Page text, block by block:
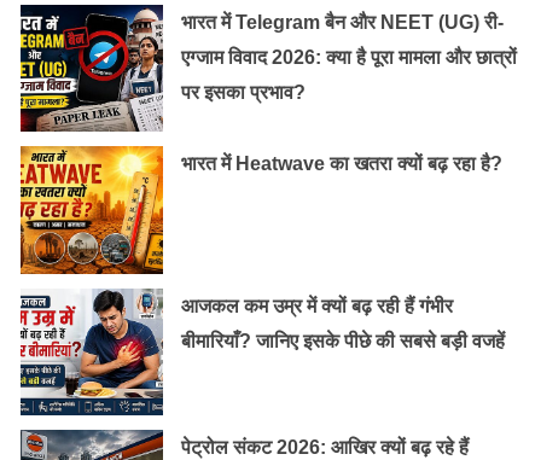
व्यक्तिगत डेटा या ब्राउज़िंग इतिहास को संग्रहीत या साझा नहीं
करता है।
भारत ने भी लागु किया नया डेटा संरक्षण कानून(Privacy Policy
Law), social media और इंटरनेट पर अपने डिजिटल गोपनीयता
अधिकारों के बारे में जानें
भारत में Telegram बैन और NEET (UG) री-
एग्जाम विवाद 2026: क्या है पूरा मामला और छात्रों
पर इसका प्रभाव?
भारत में Heatwave का खतरा क्यों बढ़ रहा है?
आजकल कम उम्र में क्यों बढ़ रही हैं गंभीर
बीमारियाँ? जानिए इसके पीछे की सबसे बड़ी वजहें
पेट्रोल संकट 2026: आखिर क्यों बढ़ रहे हैं